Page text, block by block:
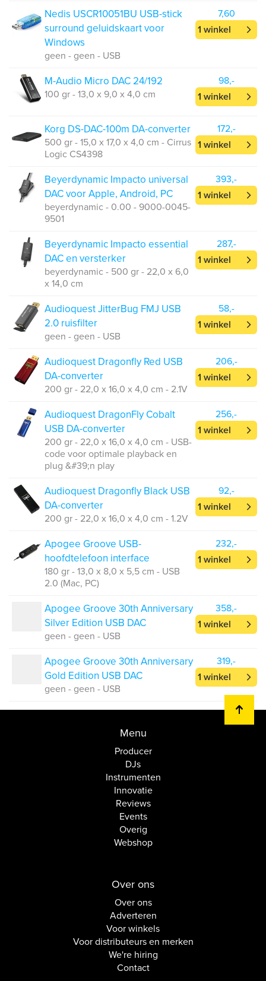
Nedis USCR10051BU USB-stick
surround geluidskaart voor
Windows
geen - geen - USB
7,60
1 winkel
M-Audio Micro DAC 24/192
100 gr - 13,0 x 9,0 x 4,0 cm
98,-
1 winkel
Korg DS-DAC-100m DA-converter
500 gr - 15,0 x 17,0 x 4,0 cm - Cirrus
Logic CS4398
172,-
1 winkel
Beyerdynamic Impacto universal
DAC voor Apple, Android, PC
beyerdynamic - 0.00 - 9000-0045-
9501
393,-
1 winkel
Beyerdynamic Impacto essential
DAC en versterker
beyerdynamic - 500 gr - 22,0 x 6,0
x 14,0 cm
287,-
1 winkel
Audioquest JitterBug FMJ USB
2.0 ruisfilter
geen - geen - USB
58,-
1 winkel
Audioquest Dragonfly Red USB
DA-converter
200 gr - 22,0 x 16,0 x 4,0 cm - 2.1V
206,-
1 winkel
Audioquest DragonFly Cobalt
USB DA-converter
200 gr - 22,0 x 16,0 x 4,0 cm - USB-
code voor optimale playback en
plug &#39;n play
256,-
1 winkel
Audioquest Dragonfly Black USB
DA-converter
200 gr - 22,0 x 16,0 x 4,0 cm - 1.2V
92,-
1 winkel
Apogee Groove USB-
hoofdtelefoon interface
180 gr - 13,0 x 8,0 x 5,5 cm - USB
2.0 (Mac, PC)
232,-
1 winkel
Apogee Groove 30th Anniversary
Silver Edition USB DAC
geen - geen - USB
358,-
1 winkel
Apogee Groove 30th Anniversary
Gold Edition USB DAC
geen - geen - USB
319,-
1 winkel
Menu
Producer
DJs
Instrumenten
Innovatie
Reviews
Events
Overig
Webshop
Over ons
Over ons
Adverteren
Voor winkels
Voor distributeurs en merken
We're hiring
Contact